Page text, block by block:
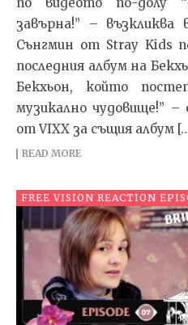
завърна!” – възкликва
Сънгмин от Stray Kids
последния албум на
Бекхьон, който
музикално чудовище!”
от VIXX за същия албум
READ MORE
FREE VISION REACTION